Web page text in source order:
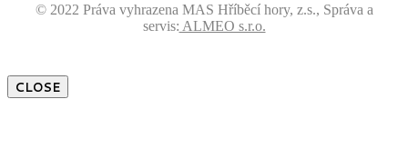
© 2022 Práva vyhrazena MAS Hříběcí hory, z.s., Správa a
servis: ALMEO s.r.o.
CLOSE